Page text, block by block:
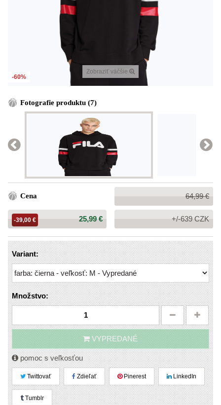
Zobraziť väčšie
-60%
Fotografie produktu (7)
Cena
Bežná
cena:
64,99 €
Cena:
25,99 €
-39,00 € +/-639 CZK
Variant:
Množstvo:
VYPREDANÉ
pomoc s veľkosťou
Twittovať Zdieľať Pinerest LinkedIn
Tumblr